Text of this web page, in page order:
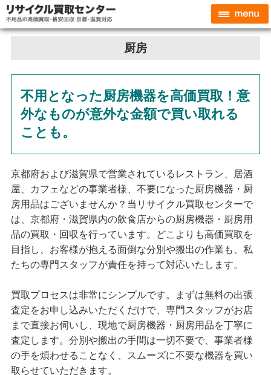
厨房
不用となった厨房機器を高価買取！意
外なものが意外な金額で買い取れる
ことも。
京都府および滋賀県で営業されているレストラン、居酒
屋、カフェなどの事業者様、不要になった厨房機器・厨
房用品はございませんか？当リサイクル買取センターで
は、京都府・滋賀県内の飲食店からの厨房機器・厨房用
品の買取・回収を行っています。どこよりも高価買取を
目指し、お客様が抱える面倒な分別や搬出の作業も、私
たちの専門スタッフが責任を持って対応いたします。
買取プロセスは非常にシンプルです。まずは無料の出張
査定をお申し込みいただくだけで、専門スタッフがお店
まで直接お伺いし、現地で厨房機器・厨房用品を丁寧に
査定します。分別や搬出の手間は一切不要で、事業者様
の手を煩わせることなく、スムーズに不要な機器を買い
取らせていただきます。